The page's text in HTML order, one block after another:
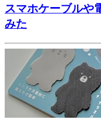
スマホケーブルや
みた